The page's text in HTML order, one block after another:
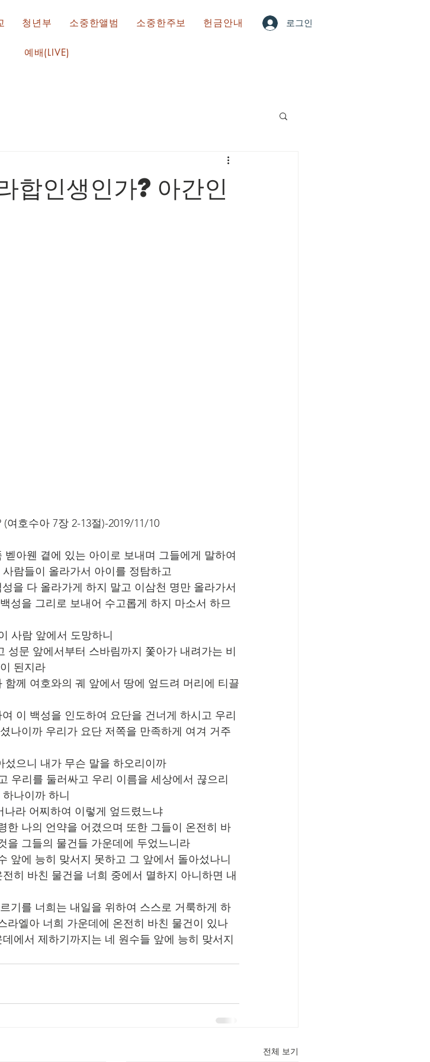
로그인
청년부 소중한앨범 소중한주보 헌금안내
예배(LIVE)
생인가?아간인
호수아 7장 2-13절)-2019/11/10
아웬 곁에 있는 아이로 보내며 그들에게 말하여
람들이 올라가서 아이를 정탐하고
을 다 올라가게 하지 말고 이삼천 명만 올라가서
성을 그리로 보내어 수고롭게 하지 마소서 하므
사람 앞에서 도망하니
성문 앞에서부터 스바림까지 쫓아가 내려가는 비
된지라
께 여호와의 궤 앞에서 땅에 엎드려 머리에 티끌
이 백성을 인도하여 요단을 건너게 하시고 우리
나이까 우리가 요단 저쪽을 만족하게 여겨 거주
으니 내가 무슨 말을 하오리이까
우리를 둘러싸고 우리 이름을 세상에서 끊으리
나이까 하니
라 어찌하여 이렇게 엎드렸느냐
한 나의 언약을 어겼으며 또한 그들이 온전히 바
을 그들의 물건들 가운데에 두었느니라
앞에 능히 맞서지 못하고 그 앞에서 돌아섰나니
히 바친 물건을 너희 중에서 멸하지 아니하면 내
기를 너희는 내일을 위하여 스스로 거룩하게 하
라엘아 너희 가운데에 온전히 바친 물건이 있나
에서 제하기까지는 네 원수들 앞에 능히 맞서지
전체 보기